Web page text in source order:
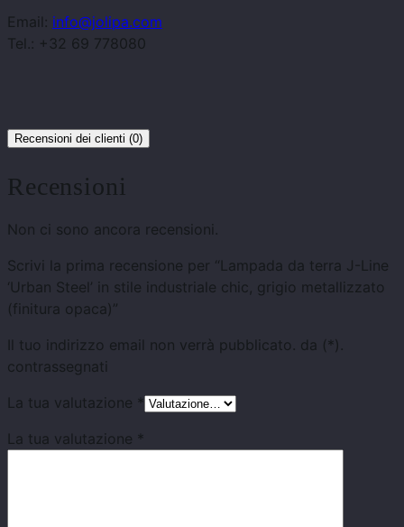
Email: info@jolipa.com
Tel.: +32 69 778080
Recensioni dei clienti (0)
Recensioni
Non ci sono ancora recensioni.
Scrivi la prima recensione per “Lampada da terra J-Line
‘Urban Steel’ in stile industriale chic, grigio metallizzato
(finitura opaca)”
Il tuo indirizzo email non verrà pubblicato. da (*).
contrassegnati
La tua valutazione *
La tua valutazione *